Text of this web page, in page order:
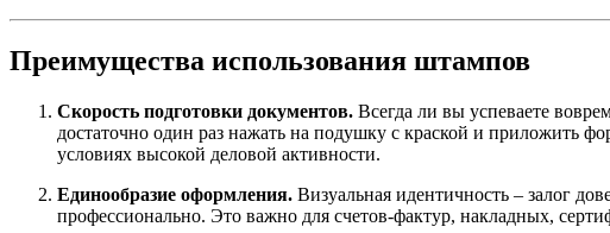
Преимущества использования штампов
Скорость подготовки документов. Всегда ли вы успеваете
достаточно один раз нажать на подушку с краской и приложить
условиях высокой деловой активности.
Единообразие оформления. Визуальная идентичность – залог
профессионально. Это важно для счетов-фактур, накладных,